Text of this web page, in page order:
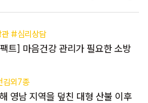
#심리상담
] 마음건강 관리가 필요한 소방
외7종
남 지역을 덮친 대형 산불 이후